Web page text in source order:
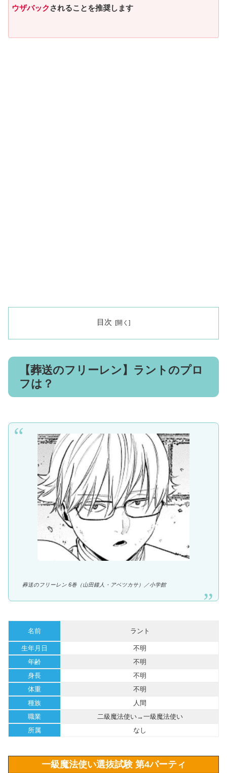
ウザバック されることを推奨します
目次
【葬送のフリーレン】ラントのプロ
フは？
葬送のフリーレン 6巻（山田鐘人・アベツカサ）／小学館
名前 ラント
生年月日
不明
年齢
不明
身長
不明
体重
不明
種族
人間
職業
二級魔法使い→一級魔法使い
所属
なし
一級魔法使い選抜試験 第4パーティ